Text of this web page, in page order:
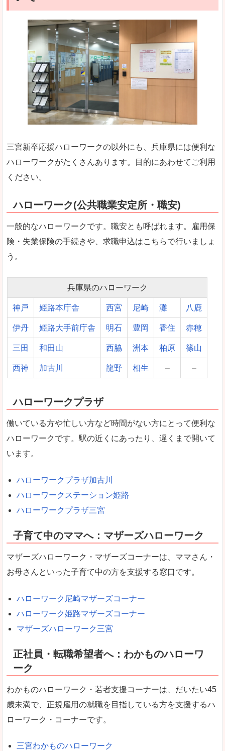
三宮新卒応援ハローワークの以外にも、兵庫県には便利な
ハローワークがたくさんあります。目的にあわせてご利用
ください。
ハローワーク(公共職業安定所・職安)
一般的なハローワークです。職安とも呼ばれます。雇用保
険・失業保険の手続きや、求職申込はこちらで行いましょ
う。
兵庫県のハローワーク
神戸 姫路本庁舎 西宮 尼崎 灘 八鹿
伊丹 姫路大手前庁舎 明石 豊岡 香住 赤穂
三田 和田山 西脇 洲本 柏原 篠山
西神 加古川 龍野 相生 – –
ハローワークプラザ
働いている方や忙しい方など時間がない方にとって便利な
ハローワークです。駅の近くにあったり、遅くまで開いて
います。
ハローワークプラザ加古川
ハローワークステーション姫路
ハローワークプラザ三宮
子育て中のママへ：マザーズハローワーク
マザーズハローワーク・マザーズコーナーは、ママさん・
お母さんといった子育て中の方を支援する窓口です。
ハローワーク尼崎マザーズコーナー
ハローワーク姫路マザーズコーナー
マザーズハローワーク三宮
正社員・転職希望者へ：わかものハローワ
ーク
わかものハローワーク・若者支援コーナーは、だいたい45
歳未満で、正規雇用の就職を目指している方を支援するハ
ローワーク・コーナーです。
三宮わかものハローワーク